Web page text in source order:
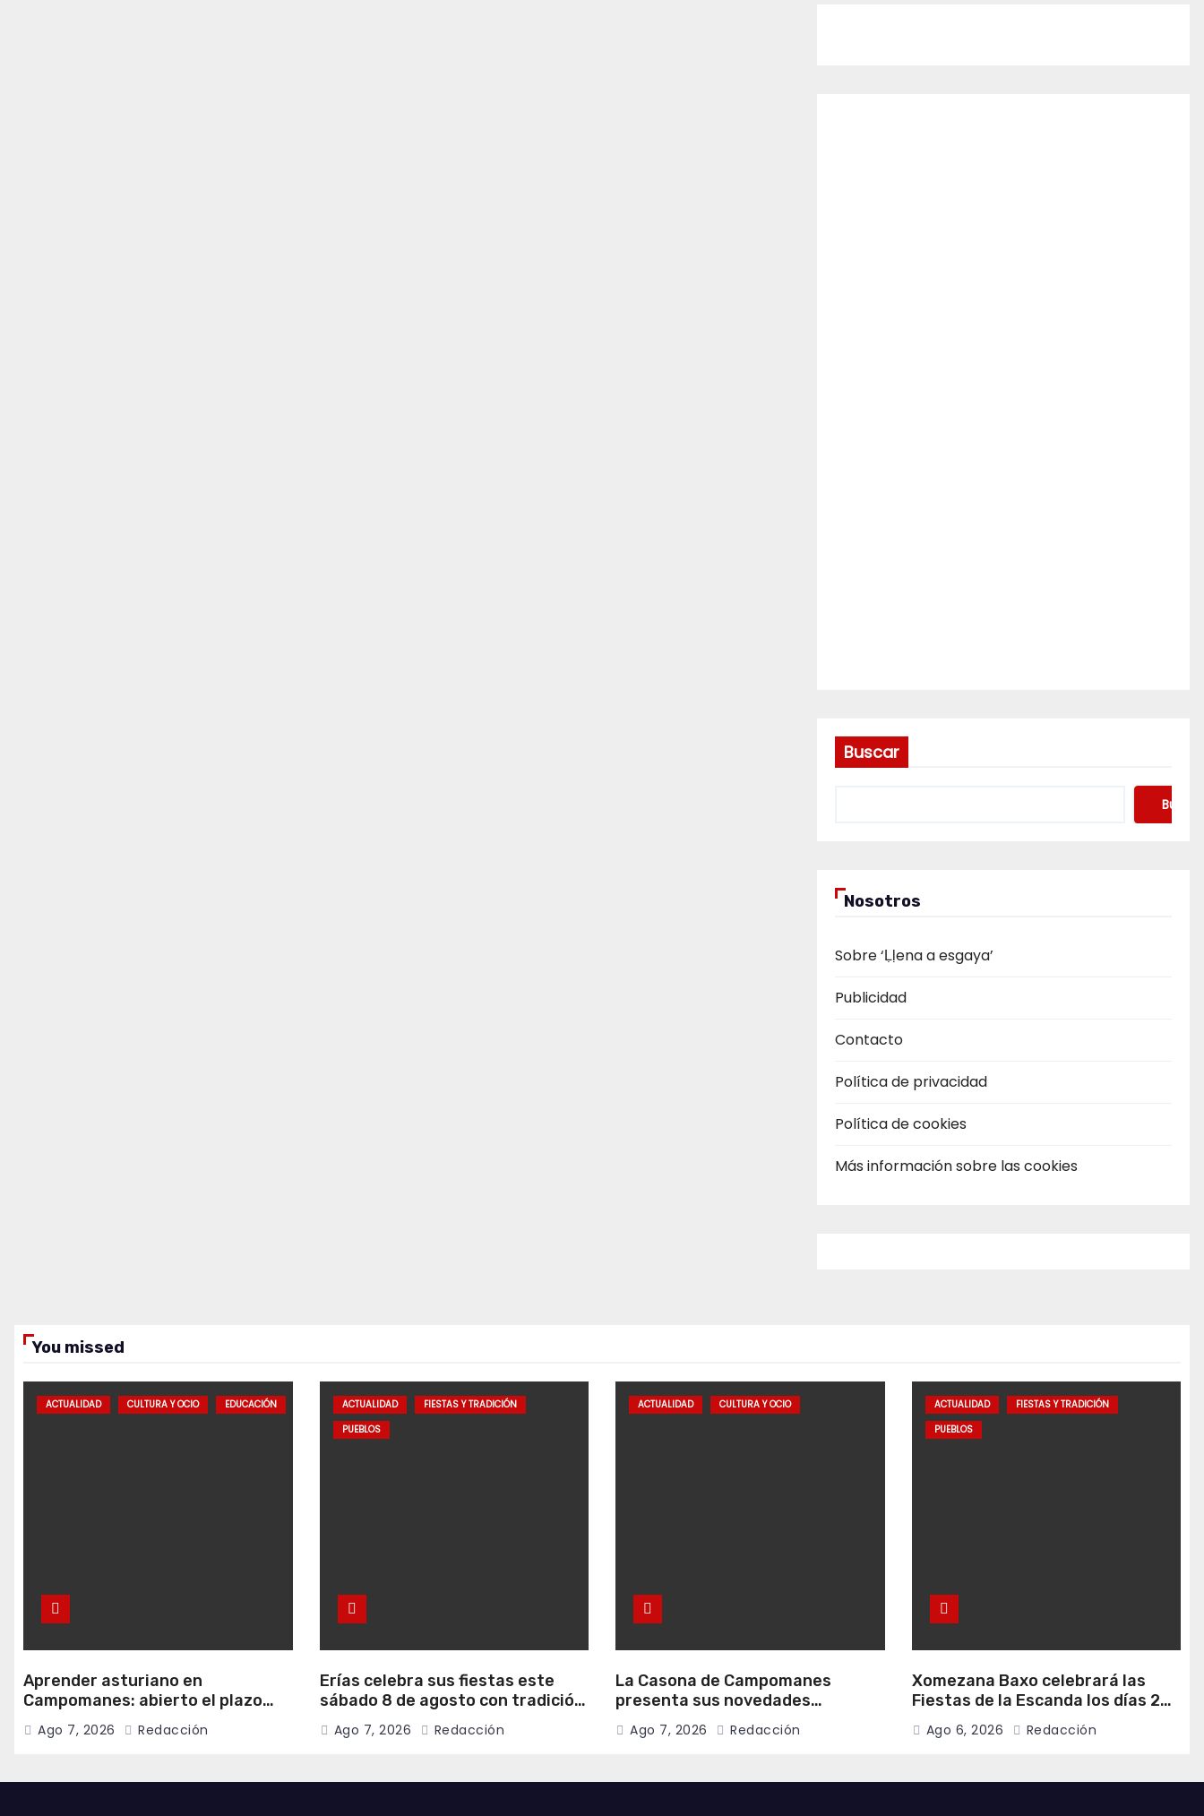
Buscar
Buscar
Nosotros
Sobre ‘Ḷḷena a esgaya’
Publicidad
Contacto
Política de privacidad
Política de cookies
Más información sobre las cookies
You missed
ACTUALIDAD CULTURA Y OCIO EDUCACIÓN
Aprender asturiano en
Campomanes: abierto el plazo
para inscribirse en el programa
Falamos
Ago 7, 2026 Redacción
ACTUALIDAD
FIESTAS Y TRADICIÓN
PUEBLOS
Erías celebra sus fiestas este
sábado 8 de agosto con tradición,
música y convivencia vecinal
Ago 7, 2026 Redacción
ACTUALIDAD CULTURA Y OCIO
La Casona de Campomanes
presenta sus novedades
literarias para el mes de agosto
Ago 7, 2026 Redacción
ACTUALIDAD
FIESTAS Y TRADICIÓN
PUEBLOS
Xomezana Baxo celebrará las
Fiestas de la Escanda los días 22
y 23 de agosto
Ago 6, 2026 Redacción